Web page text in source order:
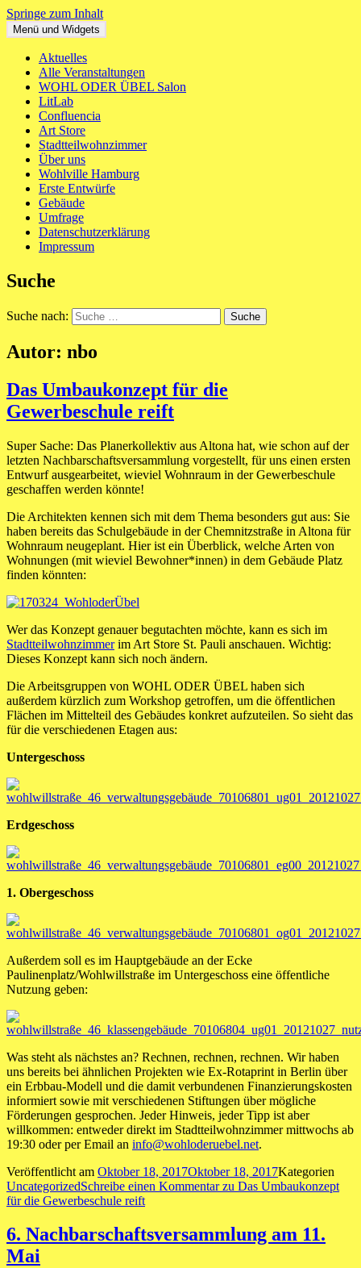
Springe zum Inhalt
WOHL ODER ÜBEL
Ein neues Haus für St. Pauli Mitte
Menü und Widgets
Aktuelles
Alle Veranstaltungen
WOHL ODER ÜBEL Salon
LitLab
Confluencia
Art Store
Stadtteilwohnzimmer
Über uns
Wohlville Hamburg
Erste Entwürfe
Gebäude
Umfrage
Datenschutzerklärung
Impressum
Suche
Suche nach:
Autor: nbo
Das Umbaukonzept für die
Gewerbeschule reift
Super Sache: Das Planerkollektiv aus Altona hat, wie schon auf der
letzten Nachbarschaftsversammlung vorgestellt, für uns einen ersten
Entwurf ausgearbeitet, wieviel Wohnraum in der Gewerbeschule
geschaffen werden könnte!
Die Architekten kennen sich mit dem Thema besonders gut aus: Sie
haben bereits das Schulgebäude in der Chemnitzstraße in Altona für
Wohnraum neugeplant. Hier ist ein Überblick, welche Arten von
Wohnungen (mit wieviel Bewohner*innen) in dem Gebäude Platz
finden könnten:
Wer das Konzept genauer begutachten möchte, kann es sich im
Stadtteilwohnzimmerim Art Store St. Pauli anschauen. Wichtig:
Dieses Konzept kann sich noch ändern.
Die Arbeitsgruppen von WOHL ODER ÜBEL haben sich
außerdem kürzlich zum Workshop getroffen, um die öffentlichen
Flächen im Mittelteil des Gebäudes konkret aufzuteilen. So sieht das
für die verschiedenen Etagen aus:
Untergeschoss
Erdgeschoss
1. Obergeschoss
Außerdem soll es im Hauptgebäude an der Ecke
Paulinenplatz/Wohlwillstraße im Untergeschoss eine öffentliche
Nutzung geben:
Was steht als nächstes an? Rechnen, rechnen, rechnen. Wir haben
uns bereits bei ähnlichen Projekten wie Ex-Rotaprint in Berlin über
ein Erbbau-Modell und die damit verbundenen Finanzierungskosten
informiert sowie mit verschiedenen Stiftungen über mögliche
Förderungen gesprochen. Jeder Hinweis, jeder Tipp ist aber
willkommen: entweder direkt im Stadtteilwohnzimmer mittwochs ab
19:30 oder per Email an info@wohloderuebel.net.
Veröffentlicht am Oktober 18, 2017Oktober 18, 2017Kategorien
UncategorizedSchreibe einen Kommentarzu Das Umbaukonzept
für die Gewerbeschule reift
6. Nachbarschaftsversammlung am 11.
Mai